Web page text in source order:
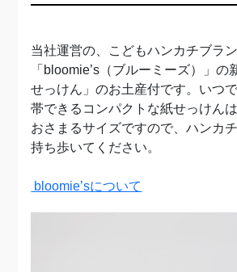
当社運営の、こどもハンカチブラ
「bloomie’s（ブルーミーズ）」の
せっけん」のお土産付です。いつ
帯できるコンパクトな紙せっけん
おさまるサイズですので、ハンカ
持ち歩いてください。
bloomie’sについて